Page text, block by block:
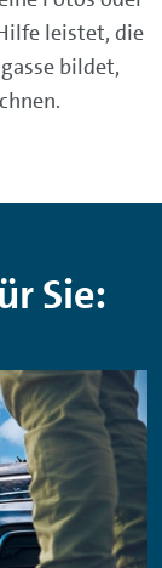
leistet, die
bildet,
Sie: